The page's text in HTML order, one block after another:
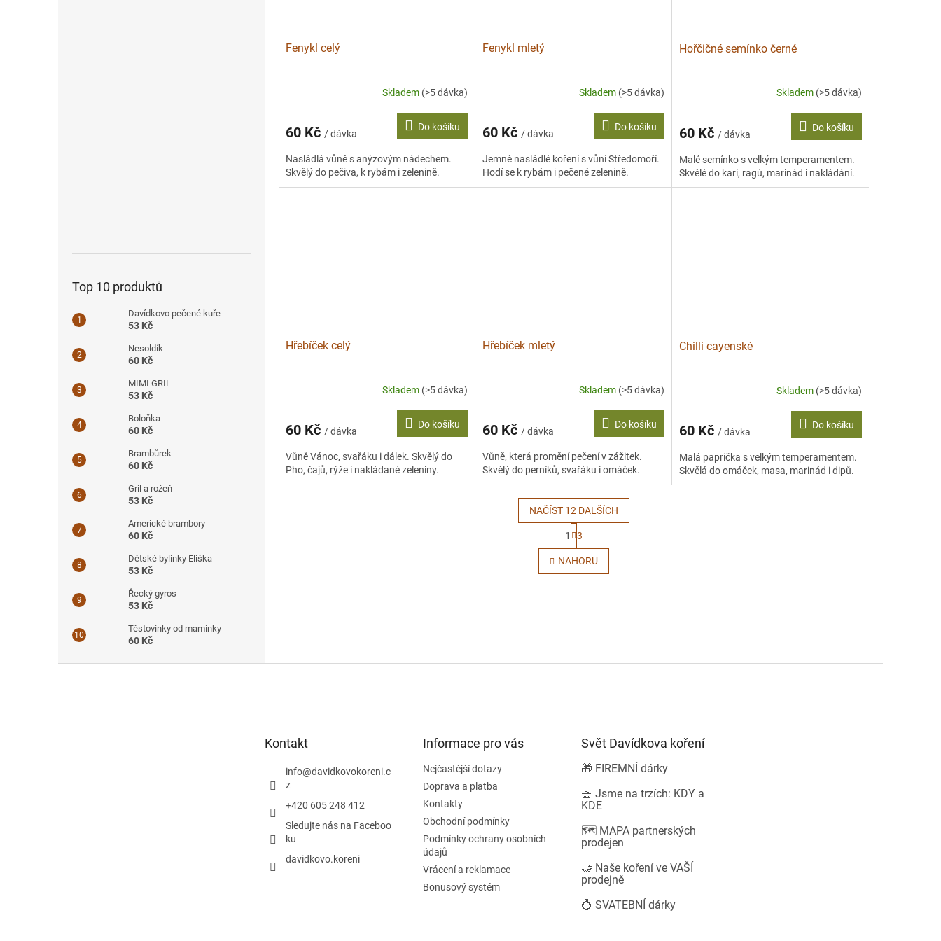
Top 10 produktů
Davídkovo pečené kuře
53 Kč
Nesoldík
60 Kč
MIMI GRIL
53 Kč
Boloňka
60 Kč
Brambůrek
60 Kč
Gril a rožeň
53 Kč
Americké brambory
60 Kč
Dětské bylinky Eliška
53 Kč
Řecký gyros
53 Kč
Těstovinky od maminky
60 Kč
Fenykl celý
Skladem (>5 dávka)
60 Kč / dávka
Do košíku
Nasládlá vůně s anýzovým nádechem.
Skvělý do pečiva, k rybám i zelenině.
Fenykl mletý
Skladem (>5 dávka)
60 Kč / dávka
Do košíku
Jemně nasládlé koření s vůní Středomoří.
Hodí se k rybám i pečené zelenině.
Hořčičné semínko černé
Skladem (>5 dávka)
60 Kč / dávka
Do košíku
Malé semínko s velkým temperamentem.
Skvělé do kari, ragú, marinád i nakládání.
Hřebíček celý
Skladem (>5 dávka)
60 Kč / dávka
Do košíku
Vůně Vánoc, svařáku i dálek. Skvělý do
Pho, čajů, rýže i nakládané zeleniny.
Hřebíček mletý
Skladem (>5 dávka)
60 Kč / dávka
Do košíku
Vůně, která promění pečení v zážitek.
Skvělý do perníků, svařáku i omáček.
Chilli cayenské
Skladem (>5 dávka)
60 Kč / dávka
Do košíku
Malá paprička s velkým temperamentem.
Skvělá do omáček, masa, marinád i dipů.
O
v
l
r
NAČÍST 12 DALŠÍCH
t
r
á
n
1 3
NAHORU
Kontakt
info@davidkovokoreni.c
z
+420 605 248 412
Sledujte nás na Faceboo
ku
davidkovo.koreni
Informace pro vás
Nejčastější dotazy
Doprava a platba
Kontakty
Obchodní podmínky
Podmínky ochrany osobních
údajů
Vrácení a reklamace
Bonusový systém
Svět Davídkova koření
🎁 FIREMNÍ dárky
🧺 Jsme na trzích: KDY a
KDE
🗺️ MAPA partnerských
prodejen
🤝 Naše koření ve VAŠÍ
prodejně
💍 SVATEBNÍ dárky